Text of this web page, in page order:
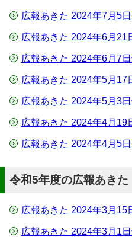
広報あきた 2024年7月5日
広報あきた 2024年6月21
広報あきた 2024年6月7日
広報あきた 2024年5月17
広報あきた 2024年5月3日
広報あきた 2024年4月19
広報あきた 2024年4月5日
令和5年度の広報あきた
広報あきた 2024年3月15
広報あきた 2024年3月1日